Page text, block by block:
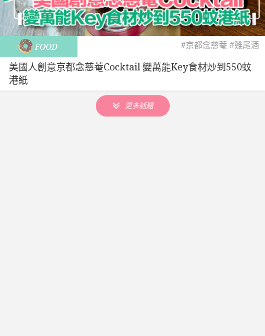
FOOD #京都念慈菴 #雞尾酒
美國人創意京都念慈菴Cocktail 變萬能Key食材炒到550蚊
港紙
更多話題